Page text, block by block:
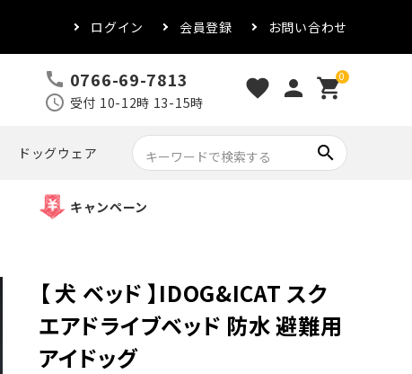
ログイン 会員登録 お問い合わせ
call 0766-69-7813
schedule 受付 10-12時 13-15時
favorite person 0
shopping_cart
ドッグウェア search
キャンペーン
【 犬 ベッド 】IDOG&ICAT スク
エアドライブベッド 防水 避難用
アイドッグ